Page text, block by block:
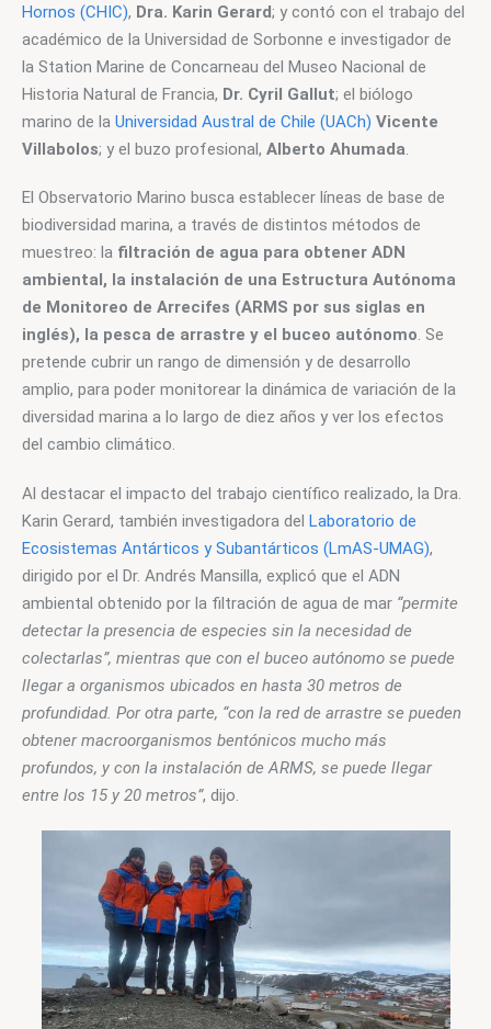
Hornos (CHIC), Dra. Karin Gerard; y contó con el trabajo del
académico de la Universidad de Sorbonne e investigador de
la Station Marine de Concarneau del Museo Nacional de
Historia Natural de Francia, Dr. Cyril Gallut; el biólogo
marino de la Universidad Austral de Chile (UACh) Vicente
Villabolos; y el buzo profesional, Alberto Ahumada.
El Observatorio Marino busca establecer líneas de base de
biodiversidad marina, a través de distintos métodos de
muestreo: la filtración de agua para obtener ADN
ambiental, la instalación de una Estructura Autónoma
de Monitoreo de Arrecifes (ARMS por sus siglas en
inglés), la pesca de arrastre y el buceo autónomo. Se
pretende cubrir un rango de dimensión y de desarrollo
amplio, para poder monitorear la dinámica de variación de la
diversidad marina a lo largo de diez años y ver los efectos
del cambio climático.
Al destacar el impacto del trabajo científico realizado, la Dra.
Karin Gerard, también investigadora del Laboratorio de
Ecosistemas Antárticos y Subantárticos (LmAS-UMAG),
dirigido por el Dr. Andrés Mansilla, explicó que el ADN
ambiental obtenido por la filtración de agua de mar “permite
detectar la presencia de especies sin la necesidad de
colectarlas”, mientras que con el buceo autónomo se puede
llegar a organismos ubicados en hasta 30 metros de
profundidad. Por otra parte, “con la red de arrastre se pueden
obtener macroorganismos bentónicos mucho más
profundos, y con la instalación de ARMS, se puede llegar
entre los 15 y 20 metros”, dijo.